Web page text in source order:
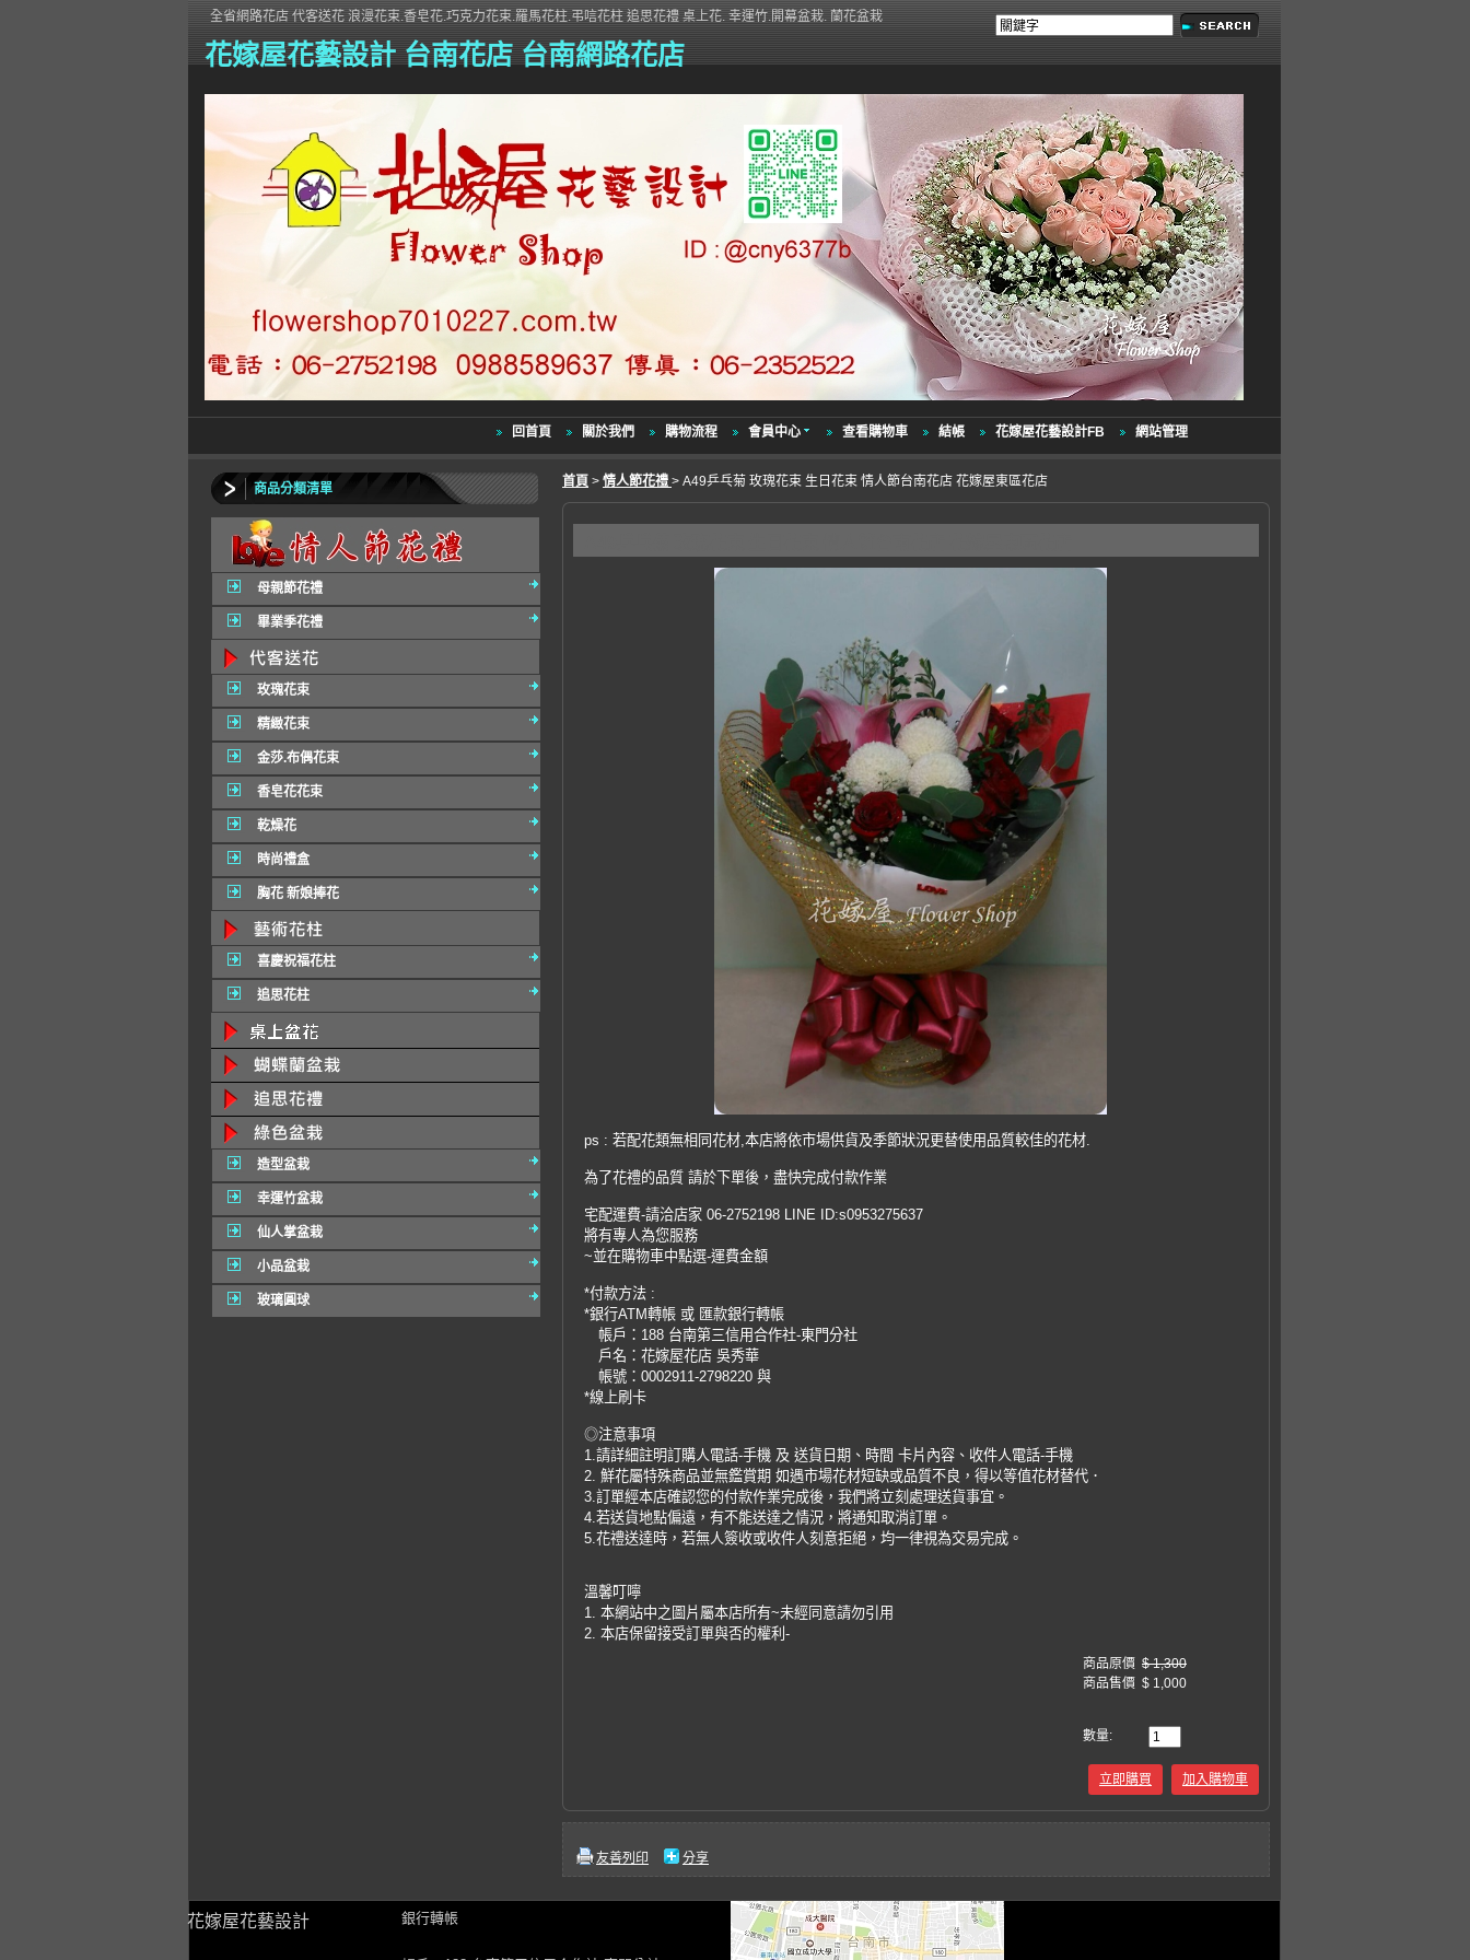
花嫁屋花藝設計 台南花店 台南網路花店
全省網路花店 代客送花 浪漫花束.香皂花.巧克力花束.羅馬花柱.弔唁花柱 追思花禮 桌上花. 幸運竹.開幕盆栽. 蘭花盆栽
回首頁 關於我們 購物流程 會員中心 查看購物車 結帳 花嫁屋花藝設計FB 網站管理
商品分類清單
母親節花禮
畢業季花禮
玫瑰花束
精緻花束
金莎.布偶花束
香皂花花束
乾燥花
時尚禮盒
胸花 新娘捧花
喜慶祝福花柱
追思花柱
造型盆栽
幸運竹盆栽
仙人掌盆栽
小品盆栽
玻璃圓球
首頁 > 情人節花禮 > A49乒乓菊 玫瑰花束 生日花束 情人節台南花店 花嫁屋東區花店
ps : 若配花類無相同花材,本店將依市場供貨及季節狀況更替使用品質較佳的花材.
為了花禮的品質 請於下單後，盡快完成付款作業
宅配運費-請洽店家 06-2752198 LINE ID:s0953275637
將有專人為您服務
~並在購物車中點選-運費金額
*付款方法 :
*銀行ATM轉帳 或 匯款銀行轉帳
帳戶：188 台南第三信用合作社-東門分社
戶名：花嫁屋花店 吳秀華
帳號：0002911-2798220 與
*線上刷卡
◎注意事項
1.請詳細註明訂購人電話-手機 及 送貨日期、時間 卡片內容、收件人電話-手機
2. 鮮花屬特殊商品並無鑑賞期 如遇市場花材短缺或品質不良，得以等值花材替代．
3.訂單經本店確認您的付款作業完成後，我們將立刻處理送貨事宜。
4.若送貨地點偏遠，有不能送達之情況，將通知取消訂單。
5.花禮送達時，若無人簽收或收件人刻意拒絕，均一律視為交易完成。
溫馨叮嚀
1. 本網站中之圖片屬本店所有~未經同意請勿引用
2. 本店保留接受訂單與否的權利-
商品原價 $ 1,300
商品售價 $ 1,000
數量:
立即購買 加入購物車
友善列印 分享
花嫁屋花藝設計 銀行轉帳